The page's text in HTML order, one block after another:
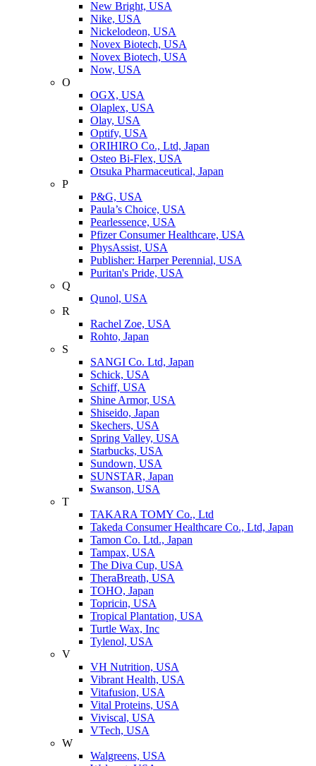
New Bright, USA
Nike, USA
Niсkelodeon, USA
Novex Biotech, USA
Novex Biotech, USA
Now, USA
O
OGX, USA
Olaplex, USA
Olay, USA
Optify, USA
ORIHIRO Co., Ltd, Japan
Osteo Bi-Flex, USA
Otsuka Pharmaceutical, Japan
P
P&G, USA
Paula’s Choice, USA
Pearlessence, USA
Pfizer Consumer Healthcare, USA
PhysAssist, USA
Publisher: Harper Perennial, USA
Puritan's Pride, USA
Q
Qunol, USA
R
Rachel Zoe, USA
Rohto, Japan
S
SANGI Co. Ltd, Japan
Schick, USA
Schiff, USA
Shine Armor, USA
Shiseido, Japan
Skechers, USA
Spring Valley, USA
Starbucks, USA
Sundown, USA
SUNSTAR, Japan
Swanson, USA
T
TAKARA TOMY Co., Ltd
Takeda Consumer Healthcare Co., Ltd, Japan
Tamon Co. Ltd., Japan
Tampax, USA
The Diva Cup, USA
TheraBreath, USA
TOHO, Japan
Topricin, USA
Tropical Plantation, USA
Turtle Wax, Inc
Tylenol, USA
V
VH Nutrition, USA
Vibrant Health, USA
Vitafusion, USA
Vital Proteins, USA
Viviscal, USA
VTech, USA
W
Walgreens, USA